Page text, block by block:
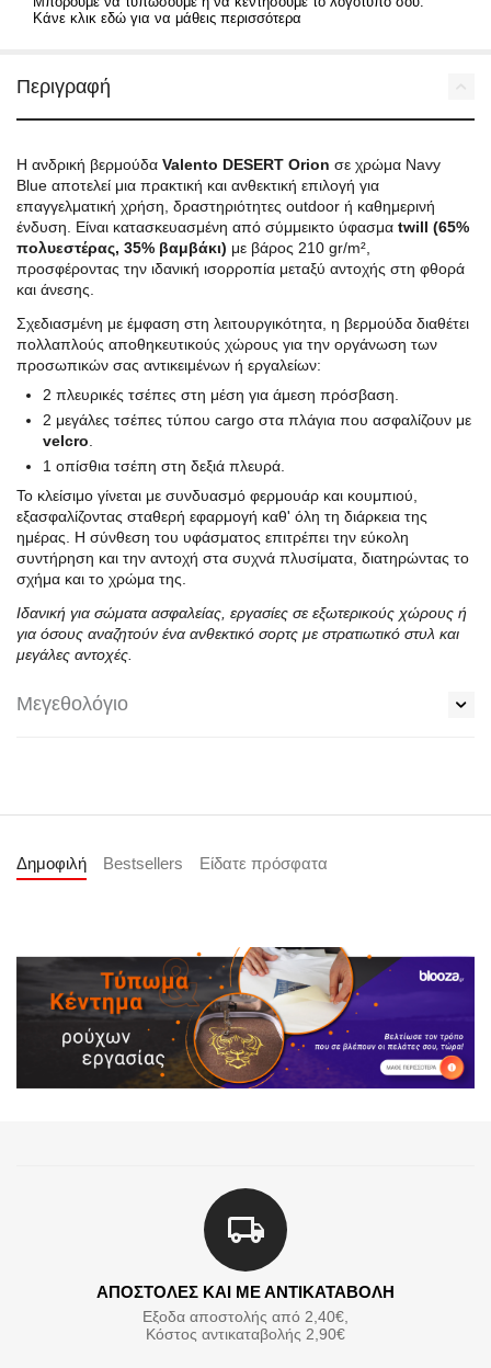
Κάνε κλικ εδώ για να μάθεις περισσότερα
Περιγραφή
Η ανδρική βερμούδα Valento DESERT Orion σε χρώμα Navy
Blue αποτελεί μια πρακτική και ανθεκτική επιλογή για
επαγγελματική χρήση, δραστηριότητες outdoor ή καθημερινή
ένδυση. Είναι κατασκευασμένη από σύμμεικτο ύφασμα twill (65%
πολυεστέρας, 35% βαμβάκι) με βάρος 210 gr/m²,
προσφέροντας την ιδανική ισορροπία μεταξύ αντοχής στη φθορά
και άνεσης.
Σχεδιασμένη με έμφαση στη λειτουργικότητα, η βερμούδα διαθέτει
πολλαπλούς αποθηκευτικούς χώρους για την οργάνωση των
προσωπικών σας αντικειμένων ή εργαλείων:
2 πλευρικές τσέπες στη μέση για άμεση πρόσβαση.
2 μεγάλες τσέπες τύπου cargo στα πλάγια που ασφαλίζουν με
velcro
1 οπίσθια τσέπη στη δεξιά πλευρά.
Το κλείσιμο γίνεται με συνδυασμό φερμουάρ και κουμπιού,
εξασφαλίζοντας σταθερή εφαρμογή καθ' όλη τη διάρκεια της
ημέρας. Η σύνθεση του υφάσματος επιτρέπει την εύκολη
συντήρηση και την αντοχή στα συχνά πλυσίματα, διατηρώντας το
σχήμα και το χρώμα της.
Ιδανική για σώματα ασφαλείας, εργασίες σε εξωτερικούς χώρους ή
για όσους αναζητούν ένα ανθεκτικό σορτς με στρατιωτικό στυλ και
μεγάλες αντοχές.
Μεγεθολόγιο
Δημοφιλή Bestsellers Είδατε πρόσφατα
ΑΠΟΣΤΟΛΕΣ ΚΑΙ ΜΕ ΑΝΤΙΚΑΤΑΒΟΛΗ
Εξοδα αποστολής από 2,40€,
Κόστος αντικαταβολής 2,90€